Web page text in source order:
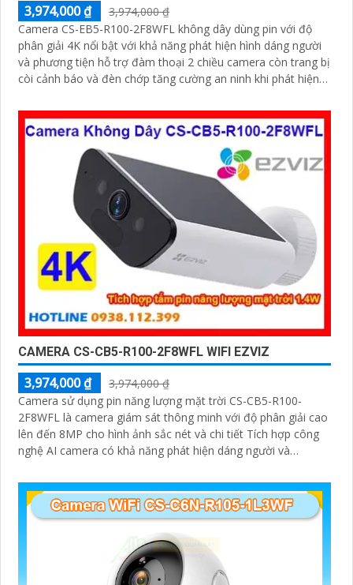
3,974,000 ₫
3,974,000 ₫
Camera CS-EB5-R100-2F8WFL không dây dùng pin với độ
phân giải 4K nổi bật với khả năng phát hiện hình dáng người
và phương tiện hỗ trợ đàm thoại 2 chiều camera còn trang bị
còi cảnh báo và đèn chớp tăng cường an ninh khi phát hiện
và pin sạc đạt chuẩn IP65 chống nước và bụi giúp hoạt động
bền bỉ trong mọi điều kiện thời tiết.
CAMERA CS-CB5-R100-2F8WFL WIFI EZVIZ
3,974,000 ₫
3,974,000 ₫
Camera sử dụng pin năng lượng mặt trời CS-CB5-R100-
2F8WFL là camera giám sát thông minh với độ phân giải cao
lên đến 8MP cho hình ảnh sắc nét và chi tiết Tích hợp công
nghệ AI camera có khả năng phát hiện dáng người và
bỉ chống nước IP65 phù hợp lắp đặt trong mọi điều kiện thời
tiết. Camera An Ninh CS-CB5-R100-2F8WFL có khả năng còi
hú, đèn chớp báo động, Wifi Không Dây, chức năng AI deep
learning phân biệt người & phương tiện